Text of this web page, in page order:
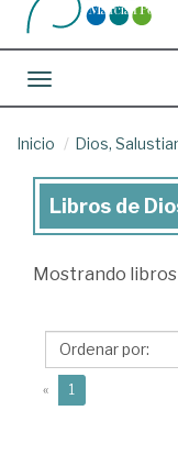
Toggle navigation
Inicio Dios,
Libros
Dios,
de
Libros de
Mostrando
« 1